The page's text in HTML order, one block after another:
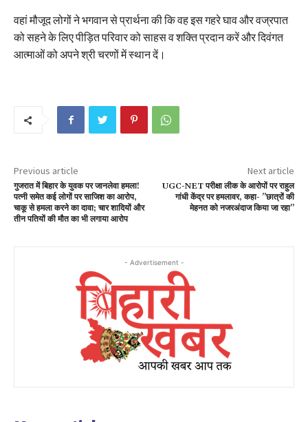
​वहां मौजूद लोगों ने भगवान से प्रार्थना की कि वह इस गहरे घाव और वज्रपात
को सहने के लिए पीड़ित परिवार को साहस व शक्ति प्रदान करें और दिवंगत
आत्माओं को अपने श्री चरणों में स्थान दें।
Previous article
गुजरात में बिहार के युवक पर जानलेवा हमला!
पत्नी समेत कई लोगों पर साजिश का आरोप,
चाकू से हमला करने का दावा; चार शादियों और
तीन पतियों की मौत का भी लगाया आरोप
Next article
UGC-NET परीक्षा लीक के आरोपों पर राहुल
गांधी केंद्र पर हमलावर, कहा- ”छात्रों की
मेहनत को नजरअंदाज किया जा रहा”
- Advertisement -